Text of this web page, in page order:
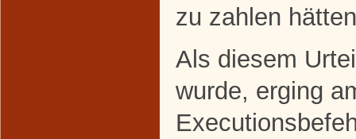
zu zahlen
Als diesem
wurde, erging